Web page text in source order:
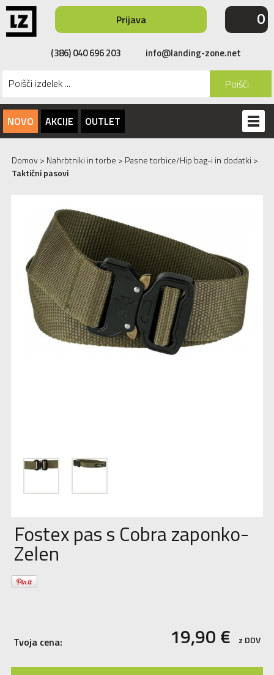
NOVO AKCIJE OUTLET
(386) 040 696 203 info@landing-zone.net
Prijava
Poišči
0
Domov> Nahrbtniki in torbe > Pasne torbice/Hip bag-i in dodatki >
Taktični pasovi
Fostex pas s Cobra zaponko-
Zelen
19,90€ z DDV
Tvoja cena: